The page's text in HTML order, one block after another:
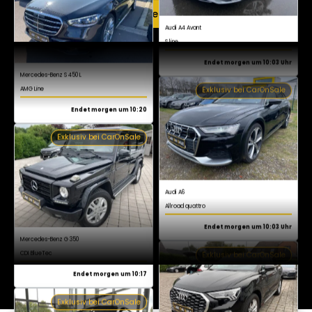
Jetzt kostenlos registrieren
Mercedes-Benz S 450 L
AMG Line
Endet morgen um 10:20
Mercedes-Benz G 350
CDI BlueTec
Endet morgen um 10:17
Exklusiv bei CarOnSale
Exklusiv bei CarOnSale
Audi A6
Allroad quattro
Endet morgen um 10:03 Uhr
Audi Q3
S line
Endet morgen um 10:03 Uhr
Exklusiv bei CarOnSale